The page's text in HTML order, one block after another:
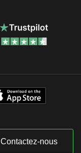
Contactez-nous